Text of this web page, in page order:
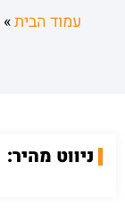
עמוד הבית»
ניווט מהיר: